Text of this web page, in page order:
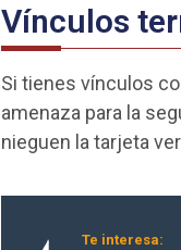
Vínculos
Si tienes vínculos
amenaza para la
nieguen la tarjeta
Te interesa: